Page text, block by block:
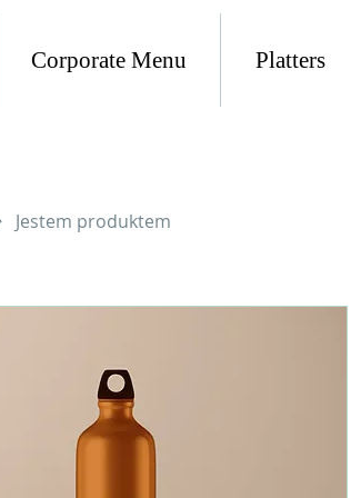
Corporate Menu Platters
Jestem produktem